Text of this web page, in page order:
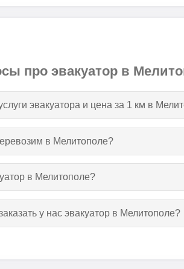
про эвакуатор в
эвакуатора и цена за 1 км в
в Мелитополе?
в Мелитополе?
у нас эвакуатор в Мелитополе?